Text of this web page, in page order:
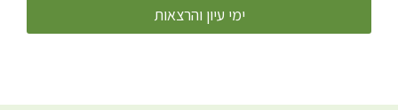
ימי עיון והרצאות